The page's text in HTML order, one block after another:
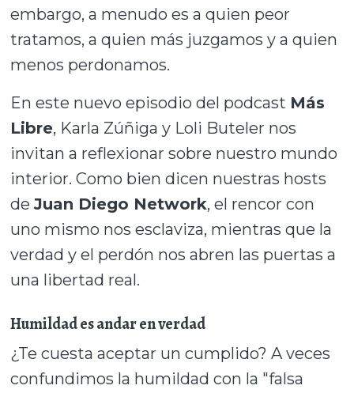
embargo, a menudo es a quien peor
tratamos, a quien más juzgamos y a quien
menos perdonamos.
En este nuevo episodio del podcast Más
Libre, Karla Zúñiga y Loli Buteler nos
invitan a reflexionar sobre nuestro mundo
interior. Como bien dicen nuestras hosts
deJuan Diego Network, el rencor con
uno mismo nos esclaviza, mientras que la
verdad y el perdón nos abren las puertas a
una libertad real.
Humildad es andar en verdad
¿Te cuesta aceptar un cumplido? A veces
confundimos la humildad con la "falsa